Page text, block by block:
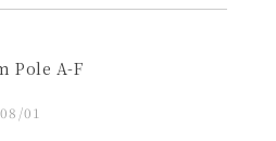
Pole A-F
01